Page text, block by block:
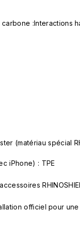
:Interactions
(matériau spécial
iPhone) : TPE
officiel pour